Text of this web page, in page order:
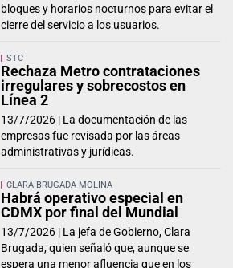
bloques y horarios nocturnos para evitar el
cierre del servicio a los usuarios.
STC
Rechaza Metro contrataciones
irregulares y sobrecostos en
Línea 2
13/7/2026 | La documentación de las
empresas fue revisada por las áreas
administrativas y jurídicas.
CLARA BRUGADA MOLINA
Habrá operativo especial en
CDMX por final del Mundial
13/7/2026 | La jefa de Gobierno, Clara
Brugada, quien señaló que, aunque se
espera una menor afluencia que en los